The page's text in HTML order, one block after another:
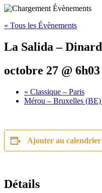
« Tous les Évènements
La Salida – Dinard
octobre 27 @ 6h03
« Classique – Paris
Mérou – Bruxelles (BE)
Ajouter au calendrier
Détails